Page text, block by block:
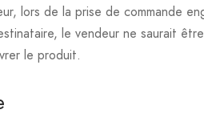
lors de la prise de commande
le vendeur ne saurait
le produit.